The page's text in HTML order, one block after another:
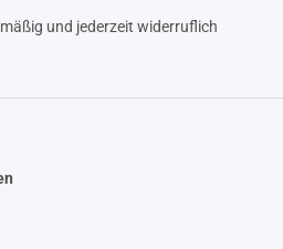
und jederzeit widerruflich